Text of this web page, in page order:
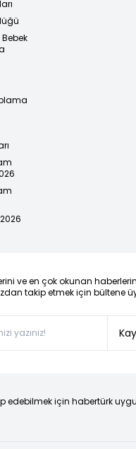
ve en çok okunan
takip etmek için bültene
edebilmek için habertürk